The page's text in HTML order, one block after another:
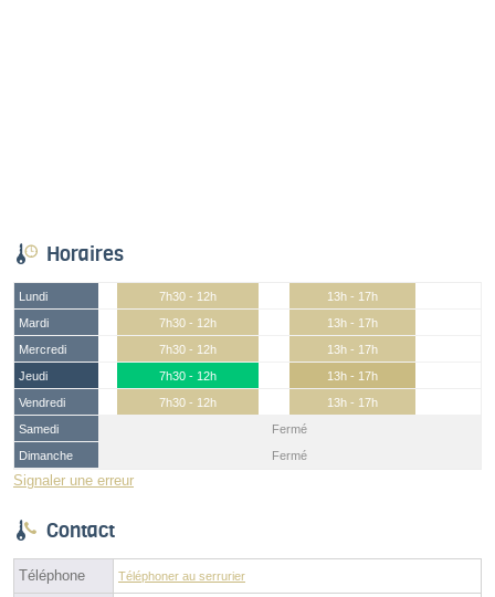
Horaires
Lundi 7h30 - 12h
13h - 17h
Mardi
7h30 - 12h
13h - 17h
Mercredi
7h30 - 12h
13h - 17h
Jeudi
7h30 - 12h
13h - 17h
Vendredi
7h30 - 12h
13h - 17h
Samedi
Fermé
Dimanche
Fermé
Signaler une erreur
Contact
Téléphone Téléphoner au serrurier